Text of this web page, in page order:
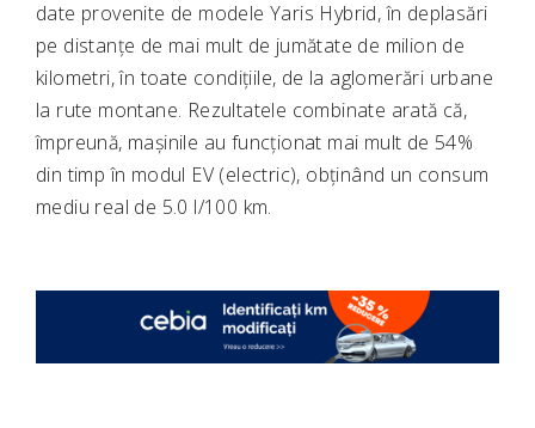
date provenite de modele Yaris Hybrid, în deplasări
pe distanțe de mai mult de jumătate de milion de
kilometri, în toate condițiile, de la aglomerări urbane
la rute montane. Rezultatele combinate arată că,
împreună, mașinile au funcționat mai mult de 54%
din timp în modul EV (electric), obținând un consum
mediu real de 5.0 l/100 km.